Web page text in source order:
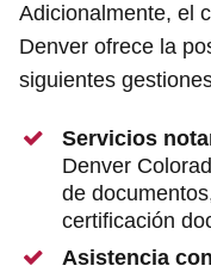
Adicionalmente, el
Denver ofrece la
siguientes
Servicios
Denver
de
certificación
Asistencia